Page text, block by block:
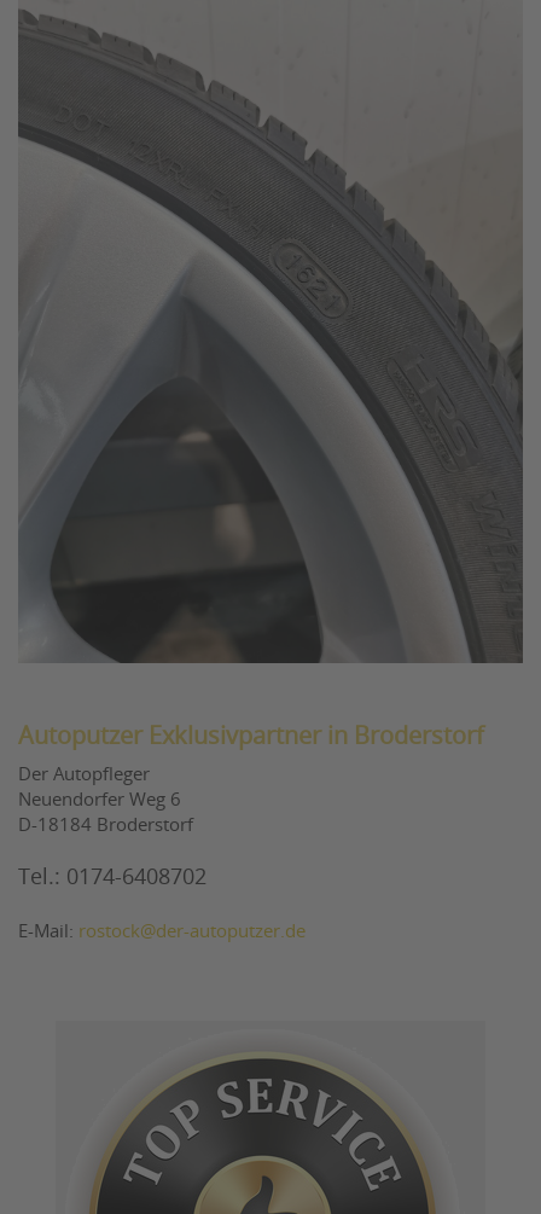
Autoputzer Exklusivpartner in Broderstorf
Der Autopfleger
Neuendorfer Weg 6
D-18184 Broderstorf
Tel.: 0174-6408702
E-Mail: rostock@der-autoputzer.de